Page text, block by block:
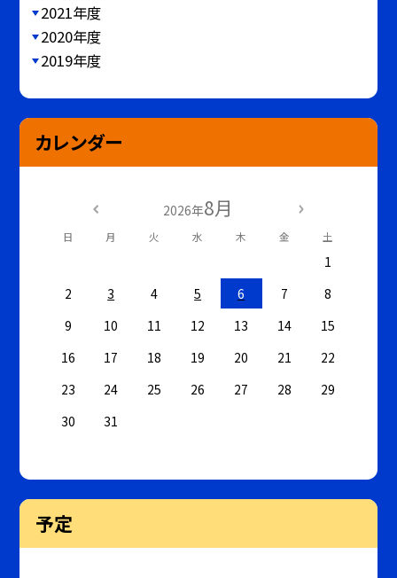
2021年度
2020年度
2019年度
カレンダー
2026年8月
日 月 火 水 木 金 土
1
2
3 4 5 6 7
8
9
10 11 12 13 14
15
16
17 18 19 20 21
22
23
24 25 26 27 28
29
30
31
予定